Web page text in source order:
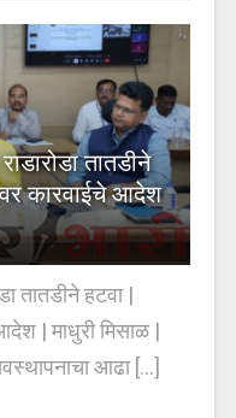
तातडीने
कारवाईचे आदेश
तातडीने हटवा |
| माधुरी मिसाळ |
आढा [...]